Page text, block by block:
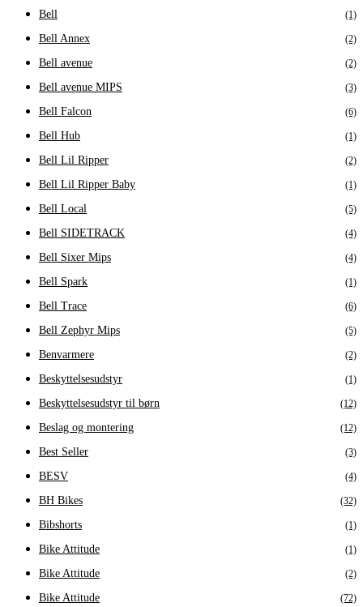
Bell (1)
Bell Annex (2)
Bell avenue (2)
Bell avenue MIPS (3)
Bell Falcon (6)
Bell Hub (1)
Bell Lil Ripper (2)
Bell Lil Ripper Baby (1)
Bell Local (5)
Bell SIDETRACK (4)
Bell Sixer Mips (4)
Bell Spark (1)
Bell Trace (6)
Bell Zephyr Mips (5)
Benvarmere (2)
Beskyttelsesudstyr (1)
Beskyttelsesudstyr til børn (12)
Beslag og montering (12)
Best Seller (3)
BESV (4)
BH Bikes (32)
Bibshorts (1)
Bike Attitude (1)
Bike Attitude (2)
Bike Attitude (72)